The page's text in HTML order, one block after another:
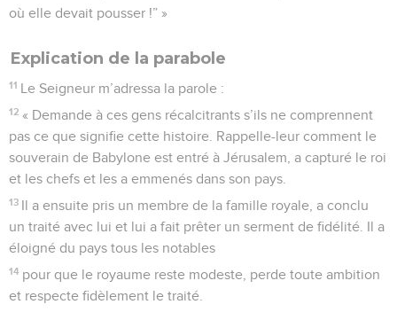
où elle devait pousser !” »
Explication de la parabole
11 Le Seigneur m’adressa la parole :
12 « Demande à ces gens récalcitrants s’ils ne comprennent
pas ce que signifie cette histoire. Rappelle-leur comment le
souverain de Babylone est entré à Jérusalem, a capturé le roi
et les chefs et les a emmenés dans son pays.
13 Il a ensuite pris un membre de la famille royale, a conclu
un traité avec lui et lui a fait prêter un serment de fidélité. Il a
éloigné du pays tous les notables
14 pour que le royaume reste modeste, perde toute ambition
et respecte fidèlement le traité.